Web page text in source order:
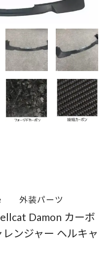
外装パーツ
Damon カーボ
ンジャー ヘルキャ